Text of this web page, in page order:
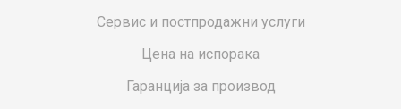
Сервис и постпродажни услуги
Цена на испорака
Гаранција за производ